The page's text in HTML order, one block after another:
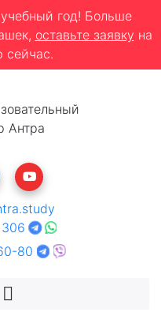
год! Больше
оставьте заявку на
сейчас.
Антра
306
80